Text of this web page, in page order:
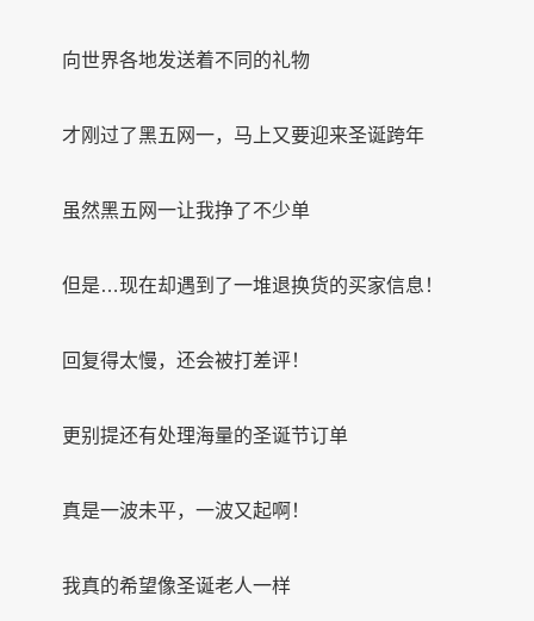
向世界各地发送着不同的礼物
才刚过了黑五网一，马上又要迎来圣诞跨年
虽然黑五网一让我挣了不少单
但是…现在却遇到了一堆退换货的买家信息！
回复得太慢，还会被打差评！
更别提还有处理海量的圣诞节订单
真是一波未平，一波又起啊！
我真的希望像圣诞老人一样